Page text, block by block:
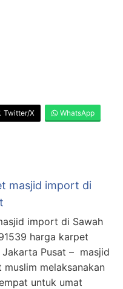
Twitter/X WhatsApp
masjid import di
import di Sawah
harga karpet
Pusat – masjid
melaksanakan
untuk umat